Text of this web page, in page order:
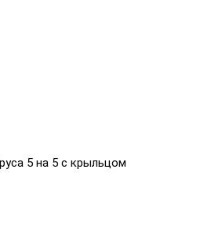
5 на 5 с крыльцом